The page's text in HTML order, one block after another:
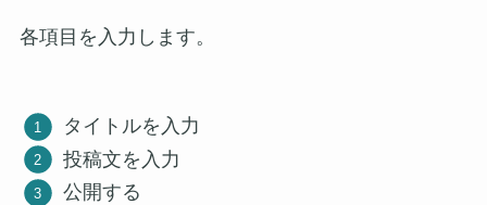
各項目を入力します。
タイトルを入力
投稿文を入力
公開する